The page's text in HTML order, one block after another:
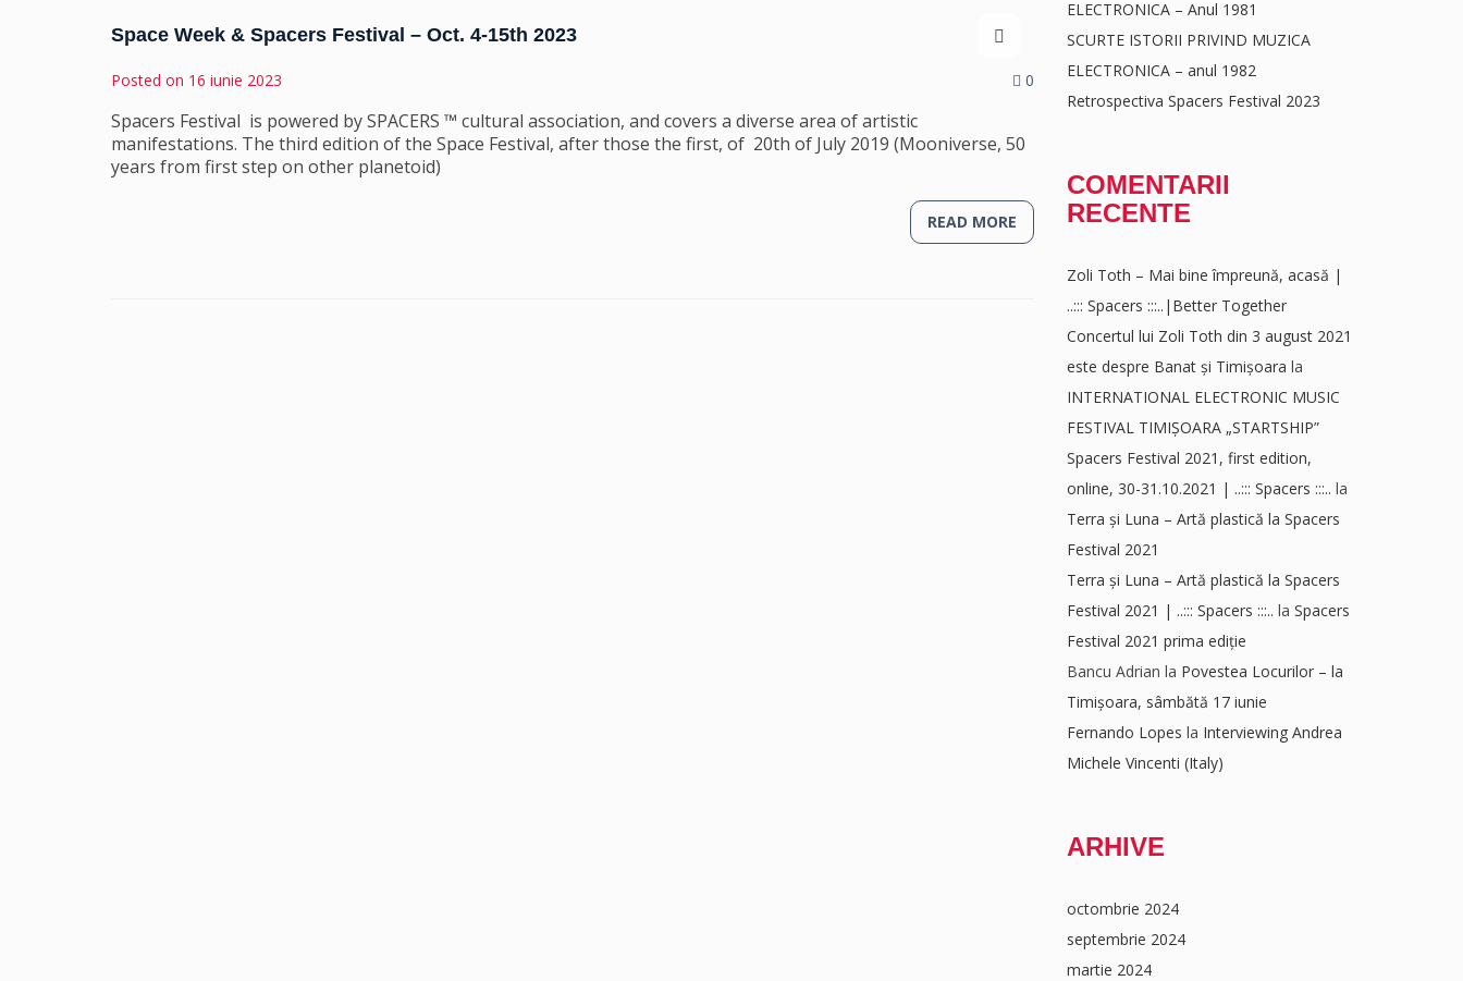
Space Week & Spacers Festival – Oct. 4-15th 2023
Posted on 16 iunie 2023 0
Spacers Festival is powered by SPACERS ™ cultural association, and covers a diverse area of artistic
manifestations. The third edition of the Space Festival, after those the first, of 20th of July 2019 (Mooniverse, 50
years from first step on other planetoid)
READ MORE
ELECTRONICA – Anul 1981
SCURTE ISTORII PRIVIND MUZICA
ELECTRONICA – anul 1982
Retrospectiva Spacers Festival 2023
COMENTARII
RECENTE
Zoli Toth – Mai bine împreună, acasă |
..::: Spacers :::..|Better Together
Concertul lui Zoli Toth din 3 august 2021
este despre Banat și Timișoara la
INTERNATIONAL ELECTRONIC MUSIC
FESTIVAL TIMIȘOARA „STARTSHIP”
Spacers Festival 2021, first edition,
online, 30-31.10.2021 | ..::: Spacers :::.. la
Terra și Luna – Artă plastică la Spacers
Festival 2021
Terra și Luna – Artă plastică la Spacers
Festival 2021 | ..::: Spacers :::.. la Spacers
Festival 2021 prima ediție
Bancu Adrian la Povestea Locurilor – la
Timișoara, sâmbătă 17 iunie
Fernando Lopes la Interviewing Andrea
Michele Vincenti (Italy)
ARHIVE
octombrie 2024
septembrie 2024
martie 2024